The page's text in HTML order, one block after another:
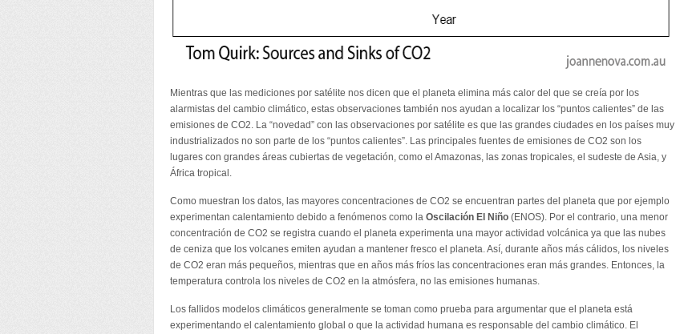
Mientras que las mediciones por satélite nos dicen que el planeta elimina más calor del que se creía por los
alarmistas del cambio climático, estas observaciones también nos ayudan a localizar los “puntos calientes” de las
emisiones de CO2. La “novedad” con las observaciones por satélite es que las grandes ciudades en los países muy
industrializados no son parte de los “puntos calientes”. Las principales fuentes de emisiones de CO2 son los
lugares con grandes áreas cubiertas de vegetación, como el Amazonas, las zonas tropicales, el sudeste de Asia, y
África tropical.
Como muestran los datos, las mayores concentraciones de CO2 se encuentran partes del planeta que por ejemplo
experimentan calentamiento debido a fenómenos como la Oscilación El Niño (ENOS). Por el contrario, una menor
concentración de CO2 se registra cuando el planeta experimenta una mayor actividad volcánica ya que las nubes
de ceniza que los volcanes emiten ayudan a mantener fresco el planeta. Así, durante años más cálidos, los niveles
de CO2 eran más pequeños, mientras que en años más fríos las concentraciones eran más grandes. Entonces, la
temperatura controla los niveles de CO2 en la atmósfera, no las emisiones humanas.
Los fallidos modelos climáticos generalmente se toman como prueba para argumentar que el planeta está
experimentando el calentamiento global o que la actividad humana es responsable del cambio climático. El